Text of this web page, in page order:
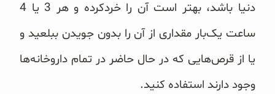
دنیا باشد، بهتر است آن را خردکرده و هر 3 یا 4
ساعت یک‌بار مقداری از آن را بدون جویدن ببلعید و
یا از قرص‌هایی که در حال حاضر در تمام داروخانه‌ها
وجود دارند استفاده کنید.